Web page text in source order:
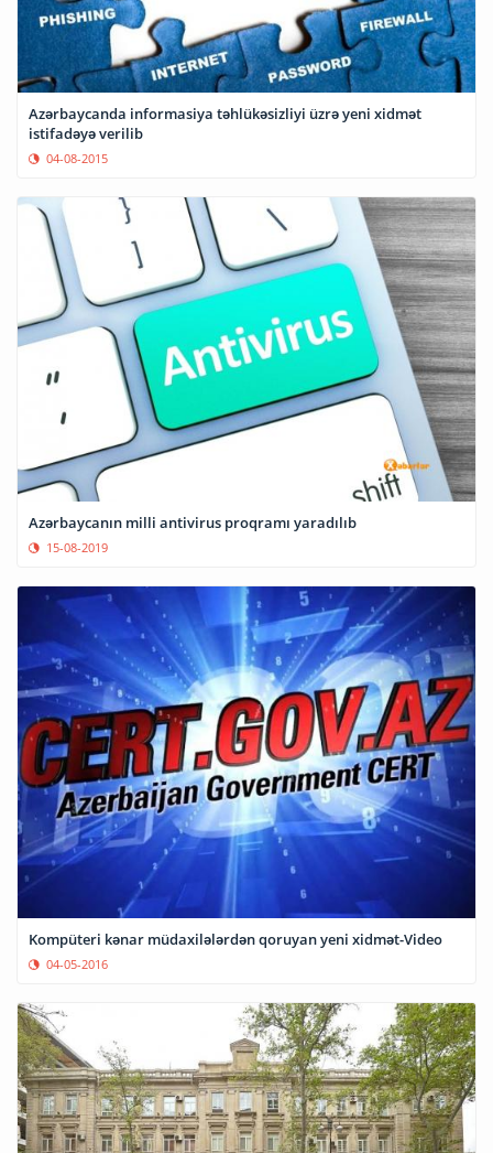
Azərbaycanda informasiya təhlükəsizliyi üzrə yeni xidmət
istifadəyə verilib
04-08-2015
Azərbaycanın milli antivirus proqramı yaradılıb
15-08-2019
Kompüteri kənar müdaxilələrdən qoruyan yeni xidmət-Video
04-05-2016